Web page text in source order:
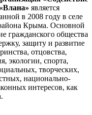
является
в 2008 году в селе
Крыма. Основной
гражданского общества
защиту и развитие
отцовства,
экологии, спорта,
творческих,
национально-
интересов, как